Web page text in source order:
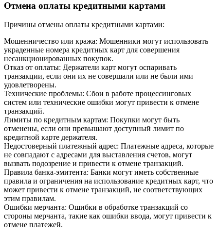
Отмена оплаты кредитными картами
Причины отмены оплаты кредитными картами:
Мошенничество или кража: Мошенники могут использовать
украденные номера кредитных карт для совершения
несанкционированных покупок.
Отказ от оплаты: Держатели карт могут оспаривать
транзакции, если они их не совершали или не были ими
удовлетворены.
Технические проблемы: Сбои в работе процессинговых
систем или технические ошибки могут привести к отмене
транзакций.
Лимиты по кредитным картам: Покупки могут быть
отменены, если они превышают доступный лимит по
кредитной карте держателя.
Недостоверный платежный адрес: Платежные адреса, которые
не совпадают с адресами для выставления счетов, могут
вызвать подозрение и привести к отмене транзакций.
Правила банка-эмитента: Банки могут иметь собственные
правила и ограничения на использование кредитных карт, что
может привести к отмене транзакций, не соответствующих
этим правилам.
Ошибки мерчанта: Ошибки в обработке транзакций со
стороны мерчанта, такие как ошибки ввода, могут привести к
отмене платежей.